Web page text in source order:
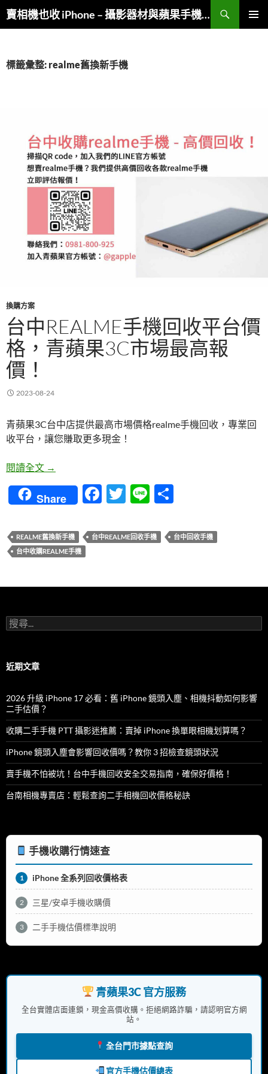
跳
至
內
賣相機也收 iPhone – 攝影器材與蘋果手機複合收購
搜
尋
標籤彙整: realme舊換新手機
換購方案
台中REALME手機回收平台價
格，青蘋果3C市場最高報
價！
2023-08-24
青蘋果3C台中店提供最高市場價格realme手機回收，專業回
收平台，讓您賺取更多現金！
閱讀全文 台中realme手機回收平台價格，青蘋果3C市場最高
→
Share
F
e
b
o
T
itt
er
Li
e
REALME舊換新手機 台中REALME回收手機
台中回收手機
台中收購REALME手機
搜
尋
字:
近期文章
2026 升級 iPhone 17 必看：舊 iPhone 鏡頭入塵、相機抖動如何影響
二手估價？
收購二手手機 PTT 攝影迷推薦：賣掉 iPhone 換單眼相機划算嗎？
iPhone 鏡頭入塵會影響回收價嗎？教你 3 招檢查鏡頭狀況
賣手機不怕被坑！台中手機回收安全交易指南，確保好價格！
台南相機專賣店：輕鬆查詢二手相機回收價格秘訣
手機收購行情速查
1 iPhone 全系列回收價格表
2 三星/安卓手機收購價
3 二手手機估價標準說明
青蘋果3C 官方服務
全台實體店面連鎖，現金高價收購。拒絕網路詐騙，請認明官方網
站。
全台門市據點查詢
官方手機估價總表